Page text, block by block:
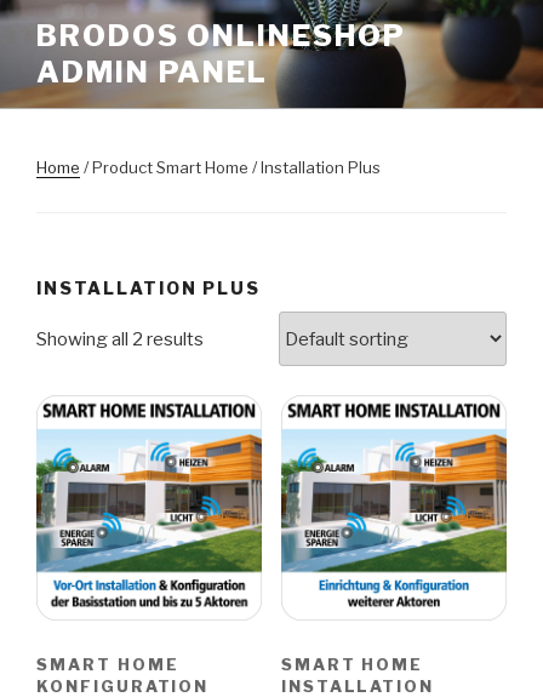
Skip
content
BRODOS ONLINESHOP
ADMIN PANEL
Home / Product Smart Home / Installation Plus
INSTALLATION PLUS
Showing all 2 results
SMART HOME
KONFIGURATION
SMART HOME
INSTALLATION